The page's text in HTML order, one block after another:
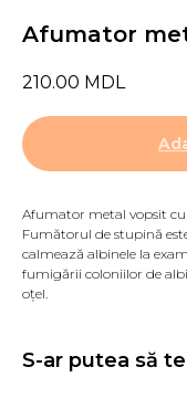
Afumator
210.00 MDL
Afumator metal vopsit
Fumătorul de stupină
calmează albinele la
fumigării coloniilor de
oțel.
S-ar putea să